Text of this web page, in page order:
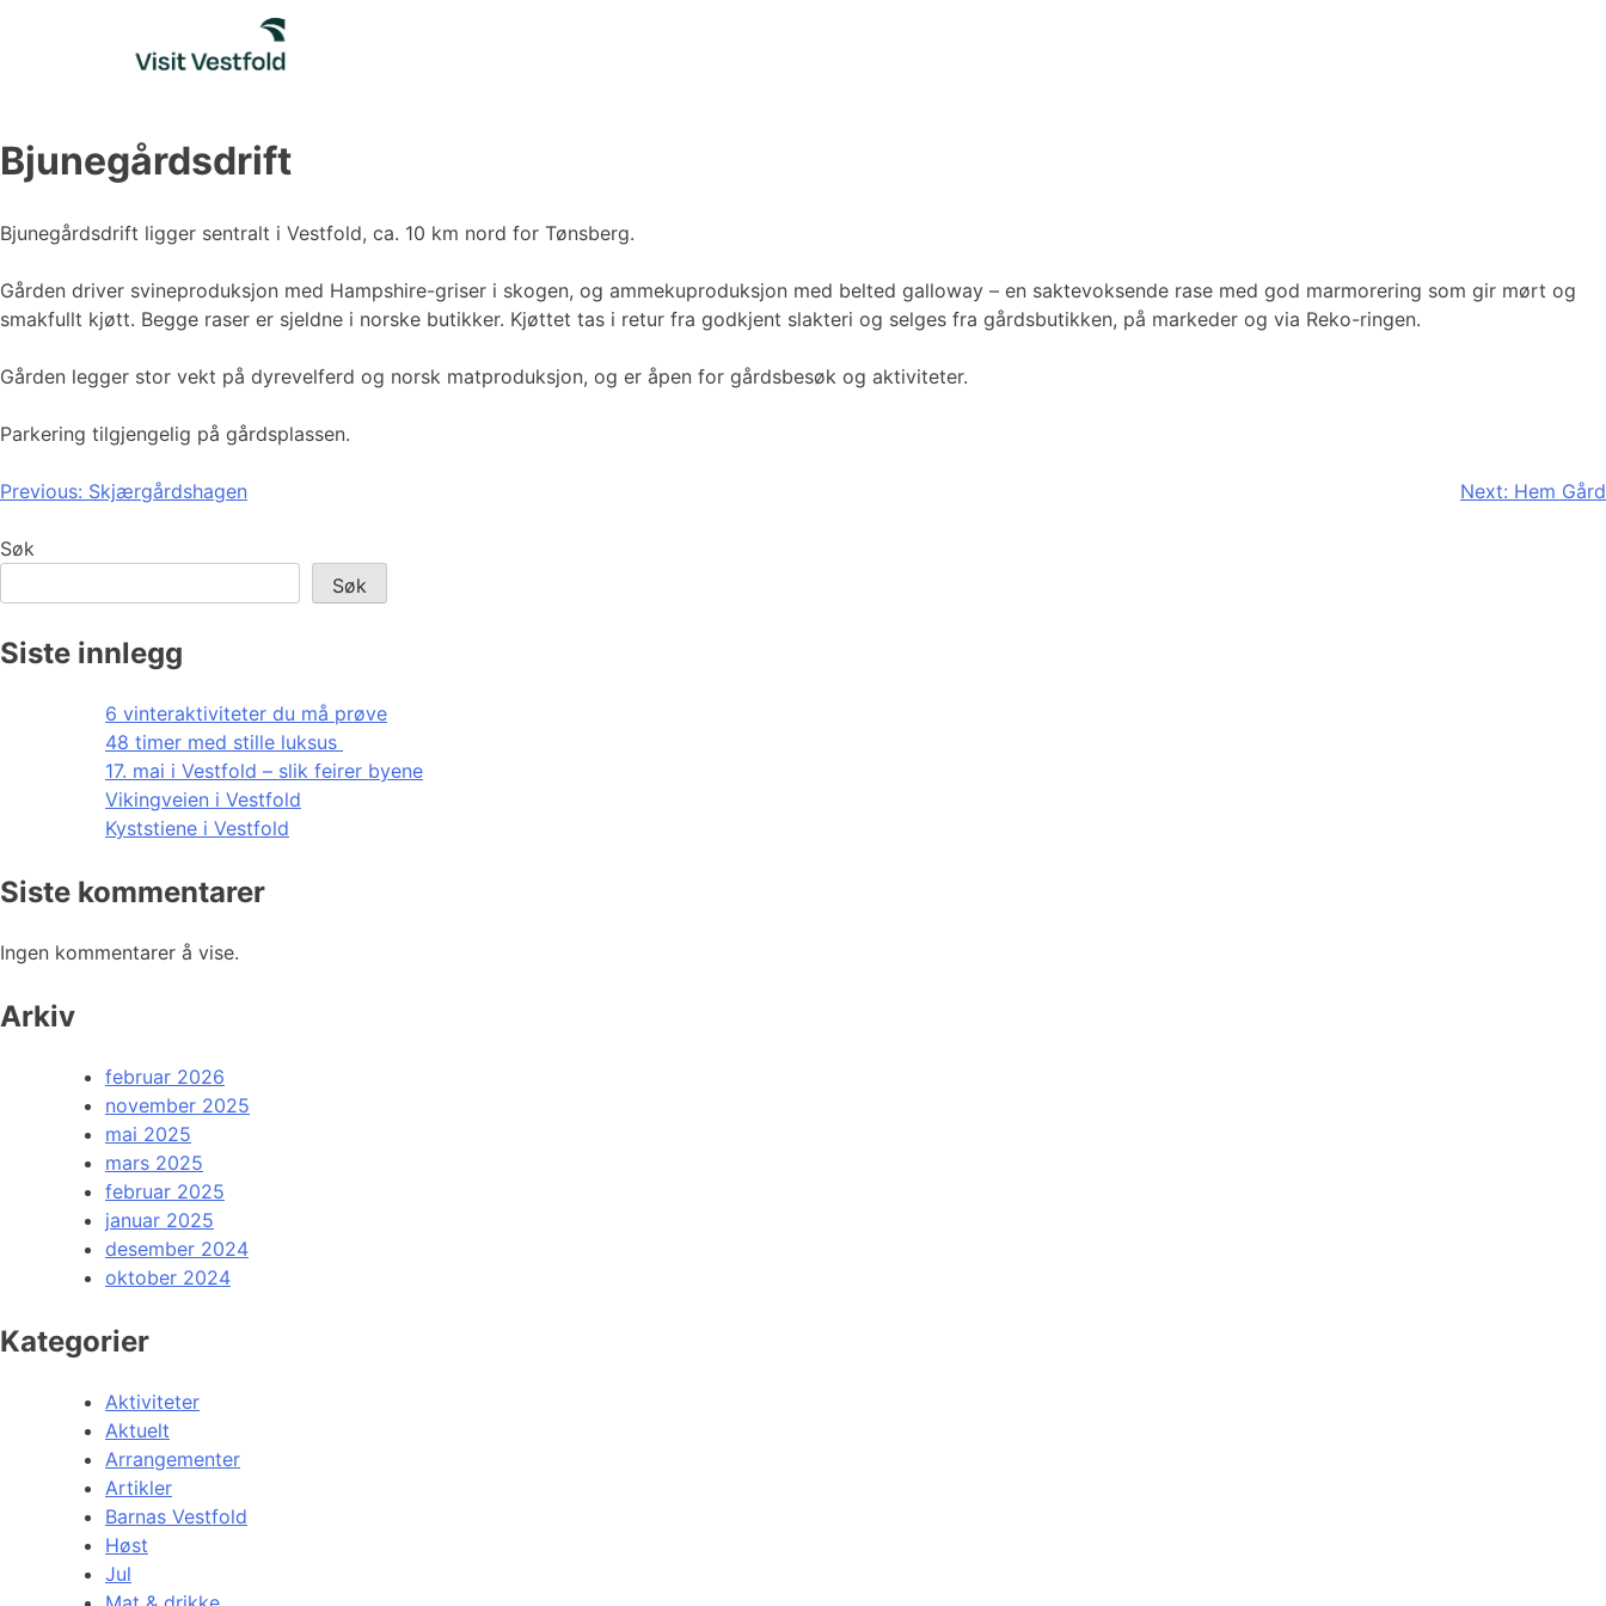
Bjunegårdsdrift
Bjunegårdsdrift ligger sentralt i Vestfold, ca. 10 km nord for Tønsberg.
Gården driver svineproduksjon med Hampshire-griser i skogen, og ammekuproduksjon med belted galloway – en saktevoksende rase med god marmorering som gir mørt og
smakfullt kjøtt. Begge raser er sjeldne i norske butikker. Kjøttet tas i retur fra godkjent slakteri og selges fra gårdsbutikken, på markeder og via Reko-ringen.
Gården legger stor vekt på dyrevelferd og norsk matproduksjon, og er åpen for gårdsbesøk og aktiviteter.
Parkering tilgjengelig på gårdsplassen.
Innleggsnavigasjon
Previous: Skjærgårdshagen Next: Hem Gård
Søk
Søk
Siste innlegg
6 vinteraktiviteter du må prøve
48 timer med stille luksus
17. mai i Vestfold – slik feirer byene
Vikingveien i Vestfold
Kyststiene i Vestfold
Siste kommentarer
Ingen kommentarer å vise.
Arkiv
februar 2026
november 2025
mai 2025
mars 2025
februar 2025
januar 2025
desember 2024
oktober 2024
Kategorier
Aktiviteter
Aktuelt
Arrangementer
Artikler
Barnas Vestfold
Høst
Jul